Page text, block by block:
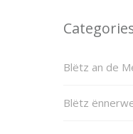
Blëtz an de
Blëtz